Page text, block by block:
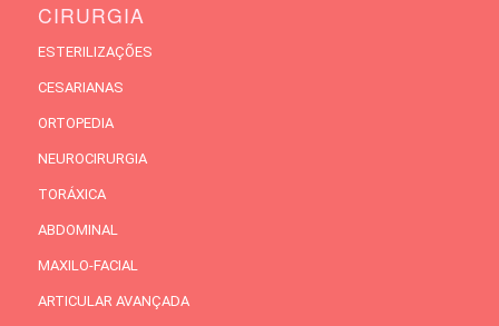
CIRURGIA
ESTERILIZAÇÕES
CESARIANAS
ORTOPEDIA
NEUROCIRURGIA
TORÁXICA
ABDOMINAL
MAXILO-FACIAL
ARTICULAR AVANÇADA